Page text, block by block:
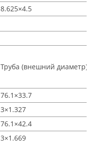
8.625×4.5
Труба (внешний
76.1×33.7
3×1.327
76.1×42.4
3×1.669